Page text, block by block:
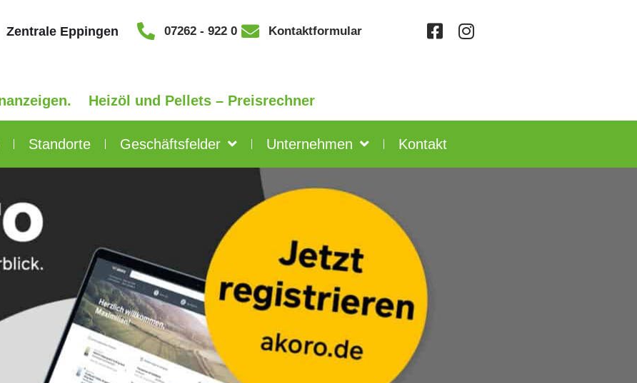
Zentrale Eppingen 07262 - 922 0 Kontaktformular
Heizöl und Pellets – Preisrechner
Standorte Geschäftsfelder Unternehmen Kontakt